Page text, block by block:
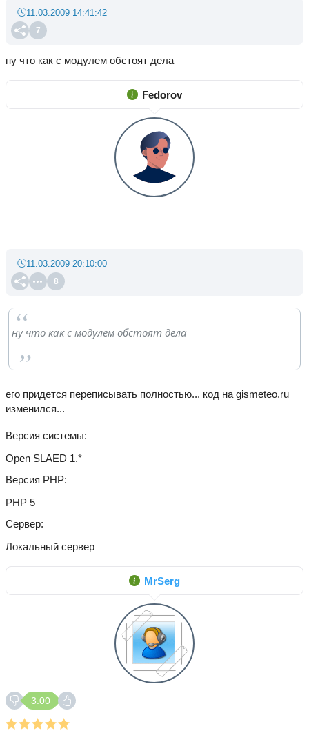
7
11.03.2009 14:41:42
ну что как с модулем обстоят дела
Fedorov
8
11.03.2009 20:10:00
ну что как с модулем обстоят дела
его придется переписывать полностью... код на gismeteo.ru
изменился...
Версия системы
Open SLAED 1.*
Версия PHP
PHP 5
Сервер
Локальный сервер
MrSerg
3.00